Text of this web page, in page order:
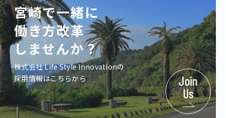
宮崎で一緒に
働き方改革
しませんか？
株式会社 Life Style Innovationの
採用情報はこちらから
Join
Us